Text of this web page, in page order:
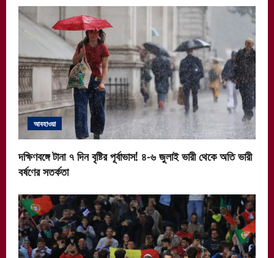
আবহাওয়া
দক্ষিণবঙ্গে টানা ৭ দিন বৃষ্টির পূর্বাভাস! ৪-৬ জুলাই ভারী থেকে অতি ভারী
বর্ষণের সতর্কতা